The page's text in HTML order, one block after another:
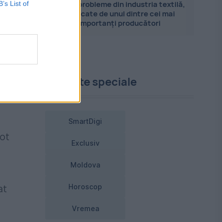
List of
Marile probleme din industria textilă,
explicate de unul dintre cei mai
importanți producători
Proiecte speciale
SmartDigi
Exclusiv
Moldova
Horoscop
Vremea